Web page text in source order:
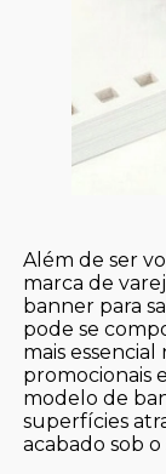
Além de ser
marca de
banner para
pode se
mais
promocionais
modelo de
superfícies
acabado sob